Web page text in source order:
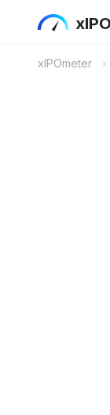
xIPOmeter